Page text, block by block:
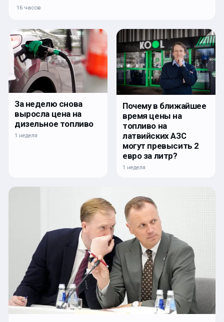
16 часов
За неделю снова
выросла цена на
дизельное топливо
1 неделя
Почему в ближайшее
время цены на
топливо на
латвийских АЗС
могут превысить 2
евро за литр?
1 неделя